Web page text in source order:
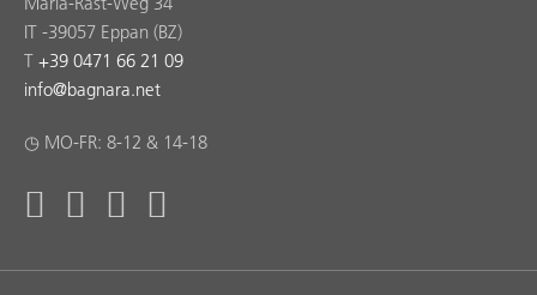
IT -39057 Eppan (BZ)
T +39 0471 66 21 09
info@bagnara.net
◷ MO-FR: 8-12 & 14-18